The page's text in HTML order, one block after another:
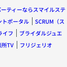
ティーならスマイルステ
トポータル
SCRUM（ス
イフ
ブライダルジュエ
所TV
フリジェリオ